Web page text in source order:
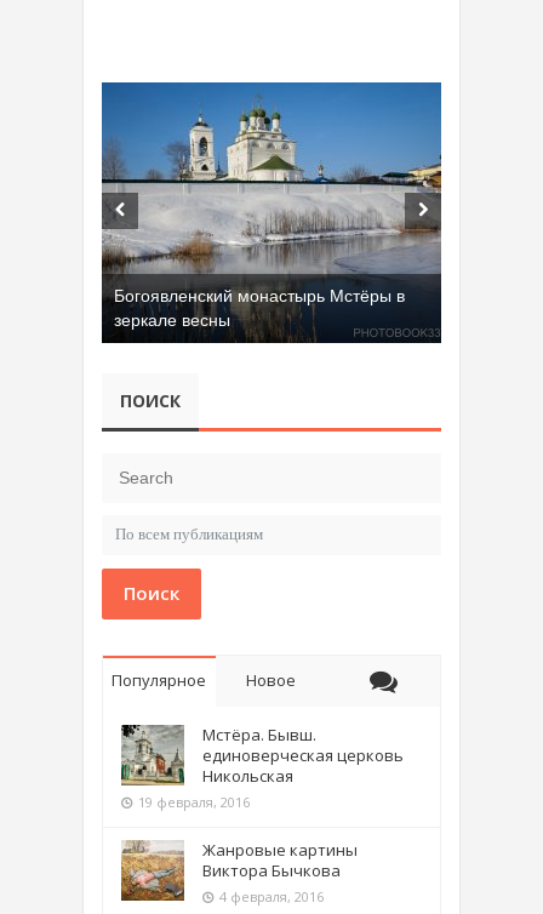
Богоявленский монастырь Мстёры в
зеркале весны
ПОИСК
Поиск
Популярное Новое
Мстёра. Бывш.
единоверческая церковь
Никольская
19 февраля, 2016
Жанровые картины
Виктора Бычкова
4 февраля, 2016